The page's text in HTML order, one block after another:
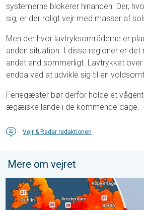
systemerne blokerer hinanden. Der,
sig, er der roligt vejr med masser af
Men der hvor lavtryksområderne er
anden situation. I disse regioner er
andet end sommerligt. Lavtrykket
endda ved at udvikle sig til en
Feriegæster bør derfor holde et
ægæiske lande i de kommende dage.
Vejr & Radar redaktionen
Mere om vejret
Varmen har stadig Europa i et